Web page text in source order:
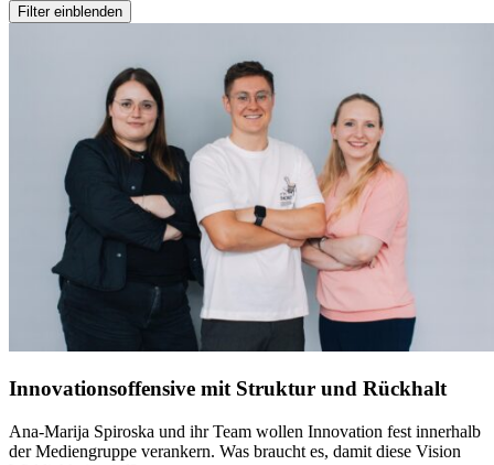
Filter einblenden
Innovationsoffensive mit Struktur und Rückhalt
Ana-Marija Spiroska und ihr Team wollen Innovation fest innerhalb
der Mediengruppe verankern. Was braucht es, damit diese Vision